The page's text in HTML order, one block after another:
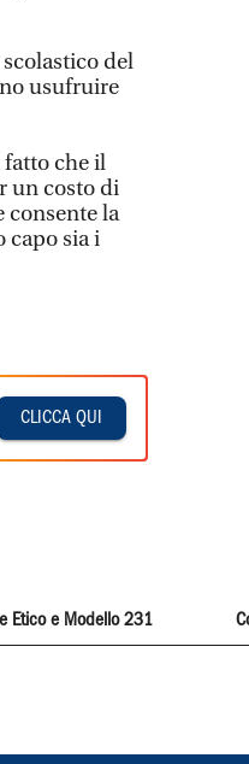
del
usufruire
fatto che il
un costo di
la
capo sia i
CLICCA QUI
Etico e Modello 231